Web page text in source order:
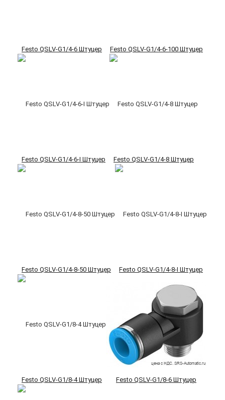
Festo QSLV-G1/4-6 Штуцер Festo QSLV-G1/4-6-100 Штуцер
Festo QSLV-G1/4-6-I Штуцер Festo QSLV-G1/4-8 Штуцер
Festo QSLV-G1/4-8-50 Штуцер Festo QSLV-G1/4-8-I Штуцер
Festo QSLV-G1/8-4 Штуцер Festo QSLV-G1/8-6 Штуцер